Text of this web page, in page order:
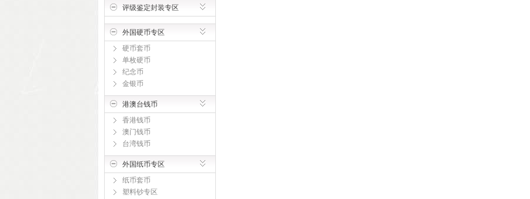
评级鉴定封装专区
外国硬币专区
硬币套币
单枚硬币
纪念币
金银币
港澳台钱币
香港钱币
澳门钱币
台湾钱币
外国纸币专区
纸币套币
塑料钞专区